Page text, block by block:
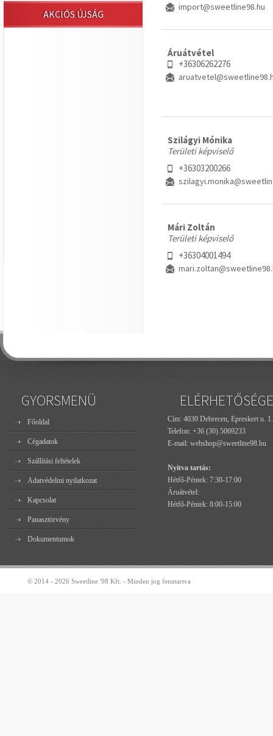
AKCIÓS ÚJSÁG
import@sweetline98.hu
Áruátvétel
+36306262276
Szilágyi Mónika
Területi képviselő
+36303200266
Mári Zoltán
Területi képviselő
+36304001494
GYORSMENÜ
Főoldal
Cégadatok
Szállítási feltételek
Adatvédelmi nyilatkozat
Kapcsolat
Panasztörvény
Dokumentumok
Cím: 4030 Debrecen, Epreskert u. 1.
Telefon: +36 (30) 5069233
E-mail: webshop@sweetline98.hu
Nyitva tartás:
Hétfő-Péntek: 7:30-17:00
Áruátvétel:
Hétfő-Péntek: 8:00-15:00
© 2014 - 2026 Sweetline '98 Kft. - Minden jog fenntartva